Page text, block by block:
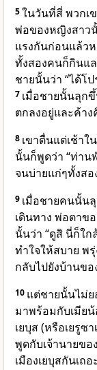
5ในวันที่สี่ พวกเ
พ่อของหญิงสาว
แรงกันก่อนแล้ว
ทั้งสองคนก็กินแ
ชายนั้นว่า “ได้โ
7 เมื่อชายนั้นลุก
ตกลงอยู่และค้า
8 เขาตื่นแต่เช้า
นั้นก็พูดว่า “ท่าน
จนบ่ายแก่ๆทั้งส
9 เมื่อชายคนนั้น
เดินทาง พ่อตาข
นั้นว่า “ดูสิ นี่ก็ใ
ทำใจให้สบาย พ
กลับไปยังบ้านขอ
10 แต่ชายนั้นไม่ย
มาพร้อมกับเมีย
เยบุส (หรือเยรูซ
พูดกับเจ้านายขอ
เมืองเยบุสกันเถอ